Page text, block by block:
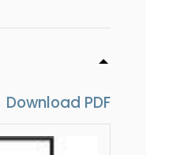
2 motoren)
motoren)
Download PDF